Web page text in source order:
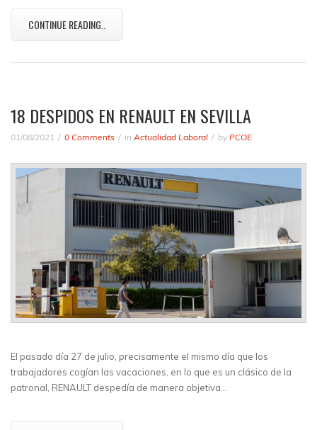
CONTINUE READING..
18 DESPIDOS EN RENAULT EN SEVILLA
01/08/2021 0 Comments in Actualidad Laboral by PCOE
El pasado día 27 de julio, precisamente el mismo día que los
trabajadores cogían las vacaciones, en lo que es un clásico de la
patronal, RENAULT despedía de manera objetiva…